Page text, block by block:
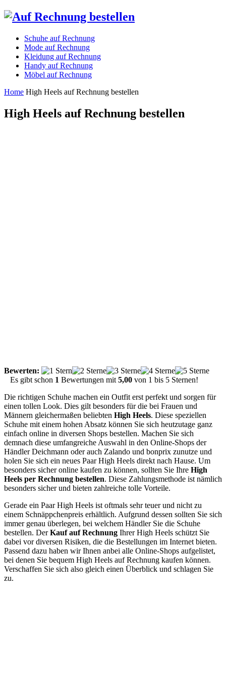
Schuhe auf Rechnung
Mode auf Rechnung
Kleidung auf Rechnung
Handy auf Rechnung
Möbel auf Rechnung
Home High Heels auf Rechnung bestellen
High Heels auf Rechnung bestellen
Bewerten:
Es gibt schon 1 Bewertungen mit 5,00 von 1 bis 5 Sternen!
Die richtigen Schuhe machen ein Outfit erst perfekt und sorgen für
einen tollen Look. Dies gilt besonders für die bei Frauen und
Männern gleichermaßen beliebten High Heels. Diese speziellen
Schuhe mit einem hohen Absatz können Sie sich heutzutage ganz
einfach online in diversen Shops bestellen. Machen Sie sich
demnach diese umfangreiche Auswahl in den Online-Shops der
Händler Deichmann oder auch Zalando und bonprix zunutze und
holen Sie sich ein neues Paar High Heels direkt nach Hause. Um
besonders sicher online kaufen zu können, sollten Sie Ihre High
Heels per Rechnung bestellen. Diese Zahlungsmethode ist nämlich
besonders sicher und bieten zahlreiche tolle Vorteile.
Gerade ein Paar High Heels ist oftmals sehr teuer und nicht zu
einem Schnäppchenpreis erhältlich. Aufgrund dessen sollten Sie sich
immer genau überlegen, bei welchem Händler Sie die Schuhe
bestellen. DerKauf auf Rechnung Ihrer High Heels schützt Sie
dabei vor diversen Risiken, die die Bestellungen im Internet bieten.
Passend dazu haben wir Ihnen anbei alle Online-Shops aufgelistet,
bei denen Sie bequem High Heels auf Rechnung kaufen können.
Verschaffen Sie sich also gleich einen Überblick und schlagen Sie
zu.